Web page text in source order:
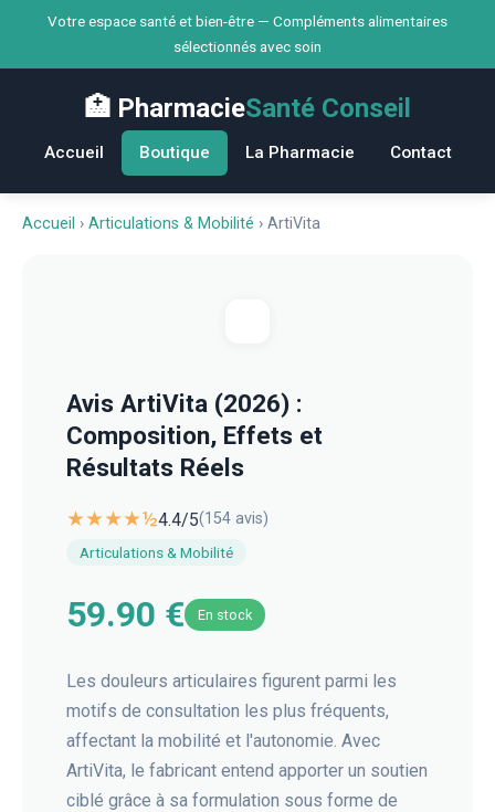
Votre espace santé et bien-être — Compléments alimentaires
sélectionnés avec soin
🏥 PharmacieSanté Conseil
Accueil Boutique La Pharmacie Contact
Accueil › Articulations & Mobilité › ArtiVita
Avis ArtiVita (2026) :
Composition, Effets et
Résultats Réels
★★★★½4.4/5(154 avis)
Articulations & Mobilité
59.90 € En stock
Les douleurs articulaires figurent parmi les
motifs de consultation les plus fréquents,
affectant la mobilité et l'autonomie. Avec
ArtiVita, le fabricant entend apporter un soutien
ciblé grâce à sa formulation sous forme de